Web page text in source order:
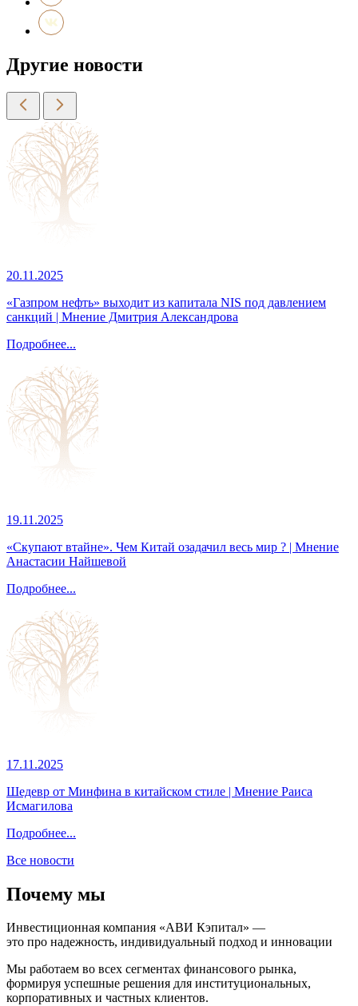
Другие новости
20.11.2025
«Газпром нефть» выходит из капитала NIS под давлением
санкций | Мнение Дмитрия Александрова
Подробнее...
19.11.2025
«Скупают втайне». Чем Китай озадачил весь мир ? | Мнение
Анастасии Найшевой
Подробнее...
17.11.2025
Шедевр от Минфина в китайском стиле | Мнение Раиса
Исмагилова
Подробнее...
Все новости
Почему мы
Инвестиционная компания «АВИ Кэпитал» —
это про надежность, индивидуальный подход и инновации
Мы работаем во всех сегментах финансового рынка,
формируя успешные решения для институциональных,
корпоративных и частных клиентов.